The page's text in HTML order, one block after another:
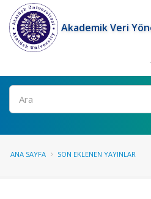
Akademik Veri
Ara
ANA SAYFA SON EKLENEN YAYINLAR